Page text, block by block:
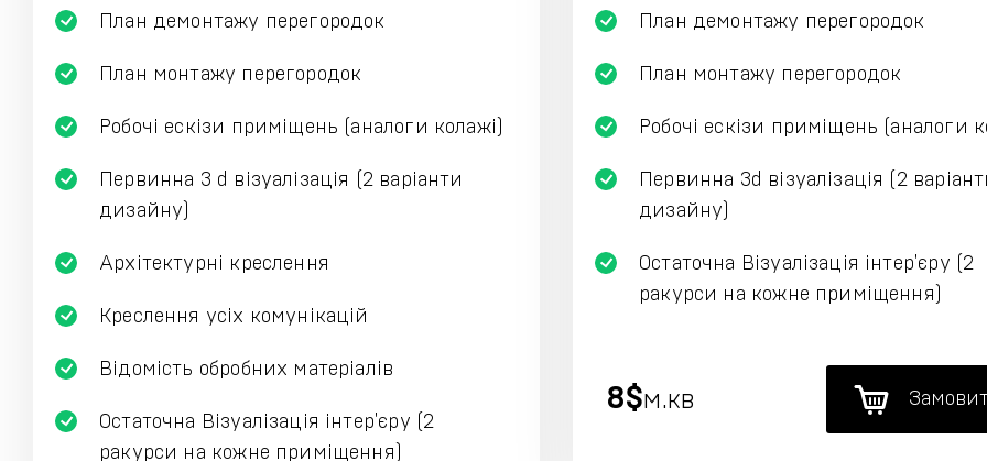
План демонтажу перегородок
План монтажу перегородок
Робочі ескізи приміщень (аналоги колажі)
Первинна 3 d візуалізація (2 варіанти
дизайну)
Архітектурні креслення
Креслення усіх комунікацій
Відомість обробних матеріалів
Остаточна Візуалізація інтер'єру (2
ракурси на кожне приміщення)
План демонтажу перегородок
План монтажу перегородок
Робочі ескізи приміщень (аналоги
Первинна 3d візуалізація (2
дизайну)
Остаточна Візуалізація інтер'єру (2
ракурси на кожне приміщення)
8$м.кв